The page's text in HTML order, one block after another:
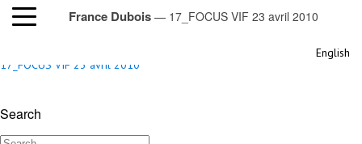
France Dubois — 17_FOCUS VIF 23 avril 2010
English
17_FOCUS VIF 23 avril 2010
17_FOCUS VIF 23 avril 2010
Search